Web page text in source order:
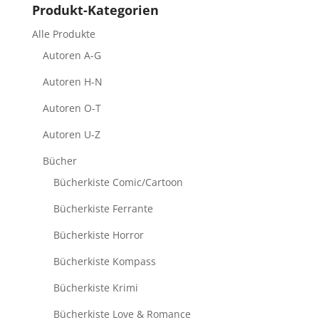
Produkt-Kategorien
Alle Produkte
Autoren A-G
Autoren H-N
Autoren O-T
Autoren U-Z
Bücher
Bücherkiste Comic/Cartoon
Bücherkiste Ferrante
Bücherkiste Horror
Bücherkiste Kompass
Bücherkiste Krimi
Bücherkiste Love & Romance